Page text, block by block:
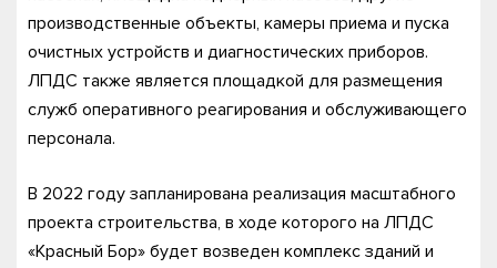
производственные объекты, камеры приема и пуска
очистных устройств и диагностических приборов.
ЛПДС также является площадкой для размещения
служб оперативного реагирования и обслуживающего
персонала.
В 2022 году запланирована реализация масштабного
проекта строительства, в ходе которого на ЛПДС
«Красный Бор» будет возведен комплекс зданий и